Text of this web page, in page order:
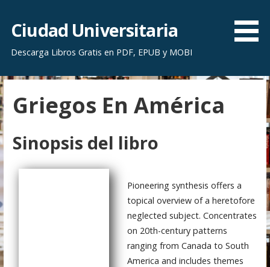
r
a
l
c
o
n
e
n
i
d
o
Ciudad Universitaria
Descarga Libros Gratis en PDF, EPUB y MOBI
Griegos En América
Sinopsis del libro
Pioneering synthesis offers a
topical overview of a heretofore
neglected subject. Concentrates
on 20th-century patterns
ranging from Canada to South
America and includes themes